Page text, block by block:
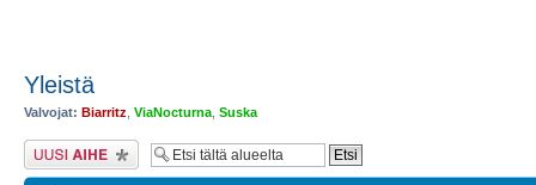
Yleistä
Valvojat: Biarritz ViaNocturna Suska
Lähetä uusi viesti